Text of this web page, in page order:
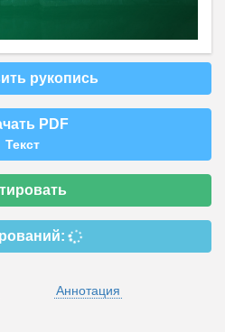
рукопись
PDF
Текст
Аннотация